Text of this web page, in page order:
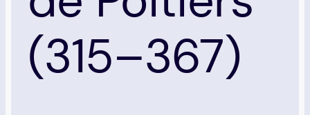
(315–367)